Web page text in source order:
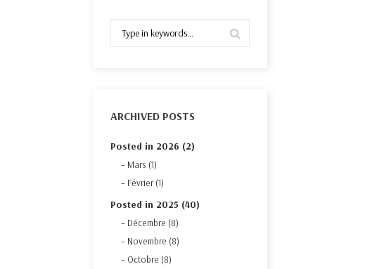
ARCHIVED POSTS
Posted in 2026 (2)
Mars (1)
Février (1)
Posted in 2025 (40)
Décembre (8)
Novembre (8)
Octobre (8)